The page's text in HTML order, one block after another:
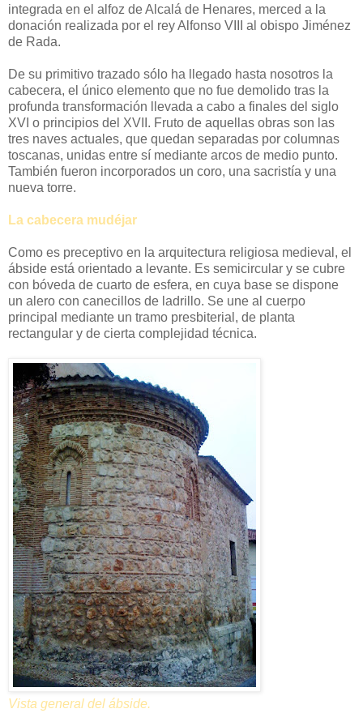
integrada en el alfoz de Alcalá de Henares, merced a la
donación realizada por el rey Alfonso VIII al obispo Jiménez
de Rada.
De su primitivo trazado sólo ha llegado hasta nosotros la
cabecera, el único elemento que no fue demolido tras la
profunda transformación llevada a cabo a finales del siglo
XVI o principios del XVII. Fruto de aquellas obras son las
tres naves actuales, que quedan separadas por columnas
toscanas, unidas entre sí mediante arcos de medio punto.
También fueron incorporados un coro, una sacristía y una
nueva torre.
La cabecera mudéjar
Como es preceptivo en la arquitectura religiosa medieval, el
ábside está orientado a levante. Es semicircular y se cubre
con bóveda de cuarto de esfera, en cuya base se dispone
un alero con canecillos de ladrillo. Se une al cuerpo
principal mediante un tramo presbiterial, de planta
rectangular y de cierta complejidad técnica.
Vista general del ábside.